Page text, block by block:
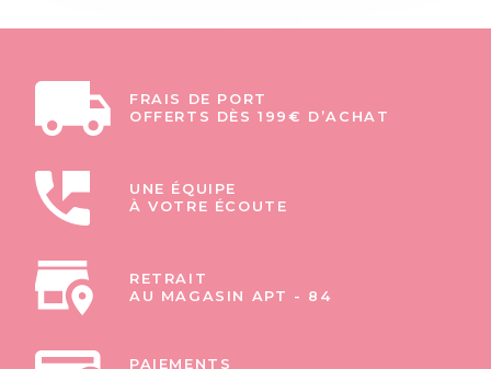
FRAIS DE PORT
OFFERTS DÈS 199€ D’ACHAT
UNE ÉQUIPE
À VOTRE ÉCOUTE
RETRAIT
AU MAGASIN APT - 84
PAIEMENTS